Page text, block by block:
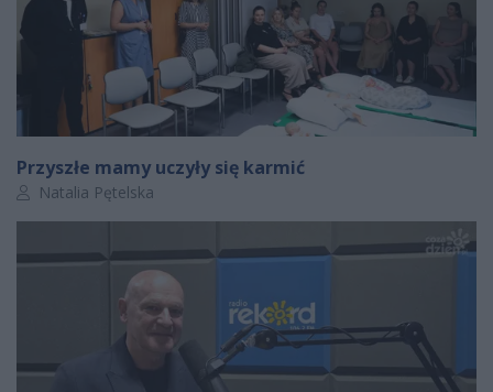
Przyszłe mamy uczyły się karmić
Autor artykułu:
Natalia Pętelska